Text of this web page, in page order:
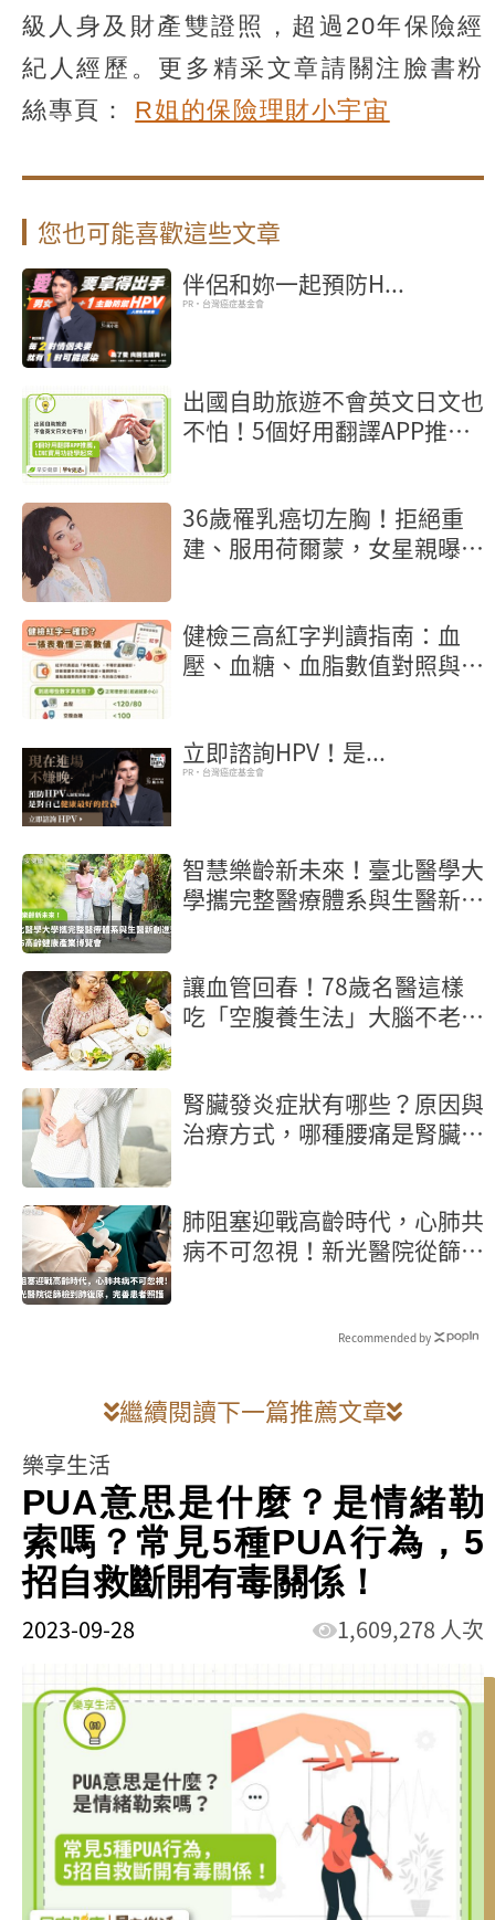
級人身及財產雙證照，超過20年保險經
紀人經歷。更多精采文章請關注臉書粉
絲專頁： R姐的保險理財小宇宙
您也可能喜歡這些文章
伴侶和妳一起預防H...
PR・台灣癌症基金會
出國自助旅遊不會英文日文也
不怕！5個好用翻譯APP推
36歲罹乳癌切左胸！拒絕重
建、服用荷爾蒙，女星親曝抗
健檢三高紅字判讀指南：血
壓、血糖、血脂數值對照與行
立即諮詢HPV！是...
PR・台灣癌症基金會
智慧樂齡新未來！臺北醫學大
學攜完整醫療體系與生醫新創
讓血管回春！78歲名醫這樣
吃「空腹養生法」大腦不老又
腎臟發炎症狀有哪些？原因與
治療方式，哪種腰痛是腎臟發
肺阻塞迎戰高齡時代，心肺共
病不可忽視！新光醫院從篩檢
Recommended by
繼續閱讀下一篇推薦文章
樂享生活
PUA意思是什麼？是情緒勒
索嗎？常見5種PUA行為，5
招自救斷開有毒關係！
2023-09-28 1,609,278 人次